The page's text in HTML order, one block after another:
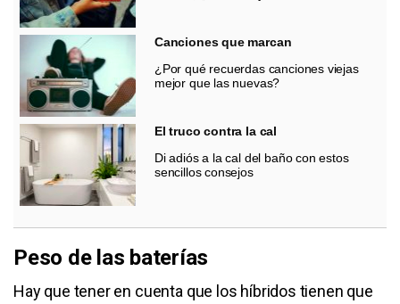
Canciones que marcan
¿Por qué recuerdas canciones viejas
mejor que las nuevas?
El truco contra la cal
Di adiós a la cal del baño con estos
sencillos consejos
Peso de las baterías
Hay que tener en cuenta que los híbridos tienen que